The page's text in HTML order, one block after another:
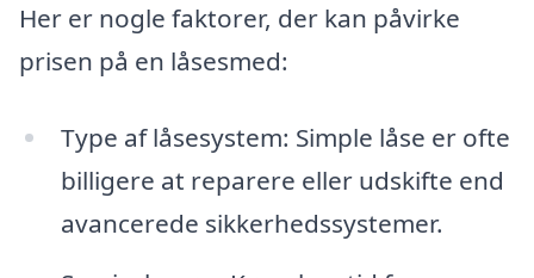
Her er nogle faktorer, der kan påvirke
prisen på en låsesmed:
Type af låsesystem: Simple låse er ofte
billigere at reparere eller udskifte end
avancerede sikkerhedssystemer.